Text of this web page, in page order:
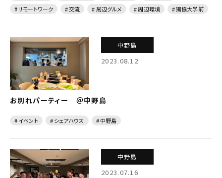
# リモートワーク
# 交流 # 周辺グルメ # 周辺環境 # 獨協大学前
中野島
2023.08.12
お別れパーティー ＠中野島
# イベント # シェアハウス # 中野島
中野島
2023.07.16